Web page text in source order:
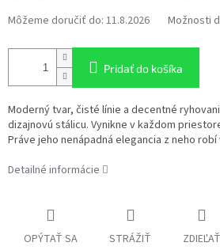
Môžeme doručiť do: 11.8.2026 Možnosti
Pridať do košíka
Moderný tvar, čisté línie a decentné
dizajnovú stálicu. Vynikne v každom
Práve jeho nenápadná elegancia z neho
Detailné informácie
OPÝTAŤ SA STRÁŽIŤ ZDIEĽAŤ